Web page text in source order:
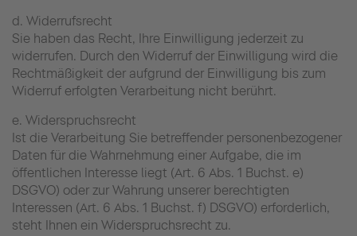
d. Widerrufsrecht
Sie haben das Recht, Ihre Einwilligung jederzeit zu
widerrufen. Durch den Widerruf der Einwilligung wird die
Rechtmäßigkeit der aufgrund der Einwilligung bis zum
Widerruf erfolgten Verarbeitung nicht berührt.
e. Widerspruchsrecht
Ist die Verarbeitung Sie betreffender personenbezogener
Daten für die Wahrnehmung einer Aufgabe, die im
öffentlichen Interesse liegt (Art. 6 Abs. 1 Buchst. e)
DSGVO) oder zur Wahrung unserer berechtigten
Interessen (Art. 6 Abs. 1 Buchst. f) DSGVO) erforderlich,
steht Ihnen ein Widerspruchsrecht zu.